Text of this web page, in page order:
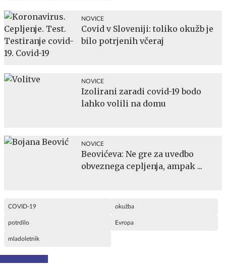
NOVICE
Covid v Sloveniji: toliko okužb je
bilo potrjenih včeraj
NOVICE
Izolirani zaradi covid-19 bodo
lahko volili na domu
NOVICE
Beovićeva: Ne gre za uvedbo
obveznega cepljenja, ampak ...
COVID-19 okužba
potrdilo Evropa
mladoletnik